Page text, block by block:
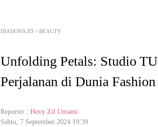
DIADONA.ID > BEAUTY
Unfolding Petals: Studio
Perjalanan di Dunia
Reporter : Hevy Zil Umami
Sabtu, 7 September 2024 19:39